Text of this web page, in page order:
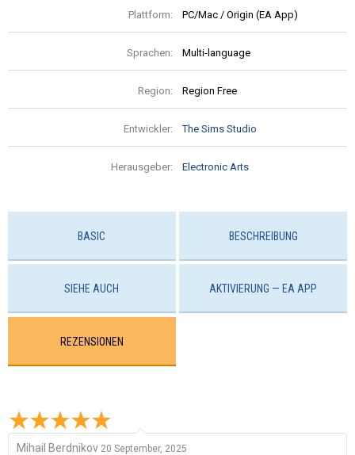
Plattform: PC/Mac / Origin (EA App)
Sprachen: Multi-language
Region: Region Free
Entwickler: The Sims Studio
Herausgeber: Electronic Arts
BASIC BESCHREIBUNG
SIEHE AUCH AKTIVIERUNG — EA APP
REZENSIONEN
Mihail Berdnikov 20 September, 2025